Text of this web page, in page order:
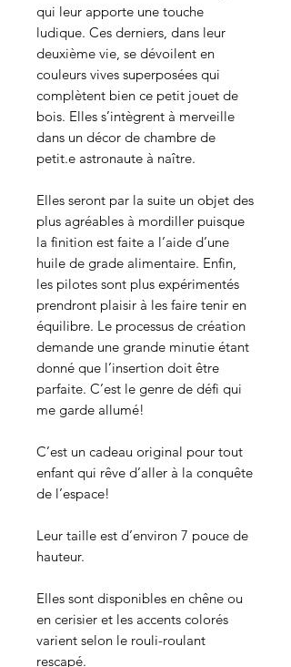
qui leur apporte une touche
ludique. Ces derniers, dans leur
deuxième vie, se dévoilent en
couleurs vives superposées qui
complètent bien ce petit jouet de
bois. Elles s’intègrent à merveille
dans un décor de chambre de
petit.e astronaute à naître.
Elles seront par la suite un objet des
plus agréables à mordiller puisque
la finition est faite a l’aide d’une
huile de grade alimentaire. Enfin,
les pilotes sont plus expérimentés
prendront plaisir à les faire tenir en
équilibre. Le processus de création
demande une grande minutie étant
donné que l’insertion doit être
parfaite. C’est le genre de défi qui
me garde allumé!
C’est un cadeau original pour tout
enfant qui rêve d’aller à la conquête
de l’espace!
Leur taille est d’environ 7 pouce de
hauteur.
Elles sont disponibles en chêne ou
en cerisier et les accents colorés
varient selon le rouli-roulant
rescapé.